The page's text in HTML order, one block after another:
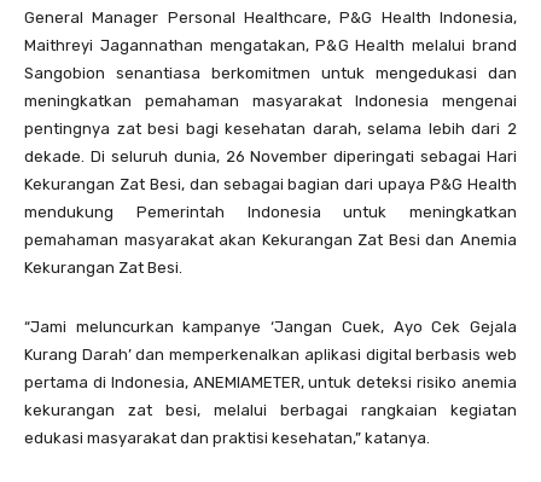
General Manager Personal Healthcare, P&G Health Indonesia,
Maithreyi Jagannathan mengatakan, P&G Health melalui brand
Sangobion senantiasa berkomitmen untuk mengedukasi dan
meningkatkan pemahaman masyarakat Indonesia mengenai
pentingnya zat besi bagi kesehatan darah, selama lebih dari 2
dekade. Di seluruh dunia, 26 November diperingati sebagai Hari
Kekurangan Zat Besi, dan sebagai bagian dari upaya P&G Health
mendukung Pemerintah Indonesia untuk meningkatkan
pemahaman masyarakat akan Kekurangan Zat Besi dan Anemia
Kekurangan Zat Besi.
“Jami meluncurkan kampanye ‘Jangan Cuek, Ayo Cek Gejala
Kurang Darah’ dan memperkenalkan aplikasi digital berbasis web
pertama di Indonesia, ANEMIAMETER, untuk deteksi risiko anemia
kekurangan zat besi, melalui berbagai rangkaian kegiatan
edukasi masyarakat dan praktisi kesehatan,” katanya.